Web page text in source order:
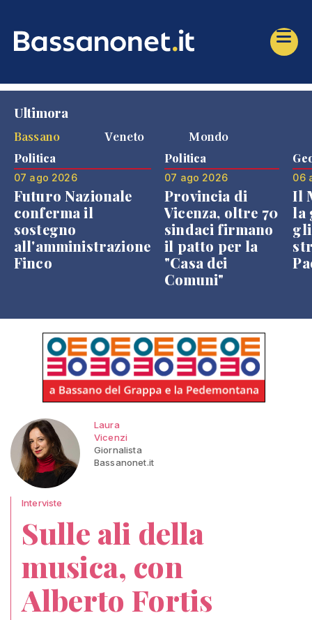
Ultimora
Bassano
Veneto Mondo
Politica
07 ago 2026
Futuro Nazionale
conferma il
sostegno
all'amministrazione
Finco
Politica
07 ago 2026
Provincia di
Vicenza, oltre 70
sindaci firmano
il patto per la
"Casa dei
Comuni"
06
Il
la
Laura
Vicenzi
Giornalista
Bassanonet.it
Interviste
Sulle ali della
musica, con
Alberto Fortis